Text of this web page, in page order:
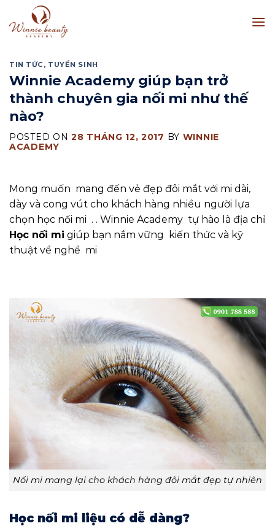
to
content
TIN TỨC, TUYỂN SINH
Winnie Academy giúp bạn trở
thành chuyên gia nối mi như thế
nào?
POSTED ON 28 THÁNG 12, 2017 BY WINNIE
ACADEMY
Mong muốn mang đến vẻ đẹp đôi mắt với mi dài,
dày và cong vút cho khách hàng nhiều người lựa
chọn học nối mi . . Winnie Academy tự hào là địa chỉ
Học nối mi giúp bạn nắm vững kiến thức và kỹ
thuật về nghề mi
Nối mi mang lại cho khách hàng đôi mắt đẹp tự nhiên
Học nối mi liệu có dễ dàng?